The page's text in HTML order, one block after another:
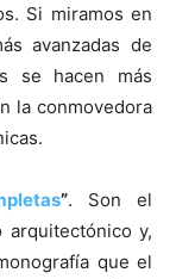
Si miramos en
avanzadas de
se hacen más
la conmovedora
”. Son el
arquitectónico y,
que el